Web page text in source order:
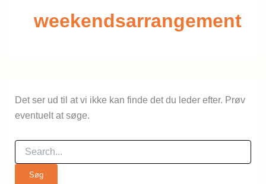
weekendsarrangement
Det ser ud til at vi ikke kan finde det du leder efter. Prøv
eventuelt at søge.